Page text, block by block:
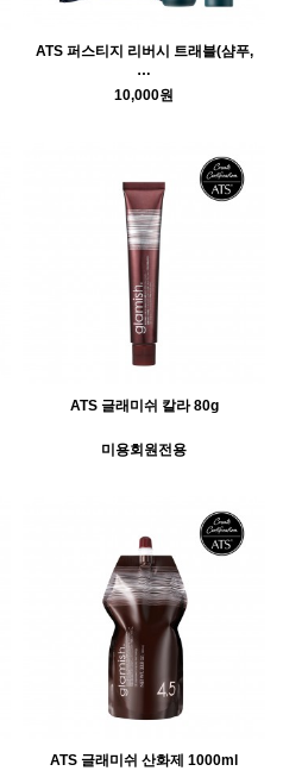
ATS 퍼스티지 리버시 트래블(샴푸,
…
10,000원
ATS 글래미쉬 칼라 80g
미용회원전용
ATS 글래미쉬 산화제 1000ml